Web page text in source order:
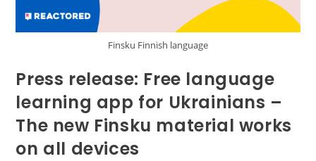
Finsku Finnish language
Press release: Free language
learning app for Ukrainians –
The new Finsku material works
on all devices